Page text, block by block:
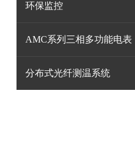
环保监控
AMC系列三相多功能电表
分布式光纤测温系统